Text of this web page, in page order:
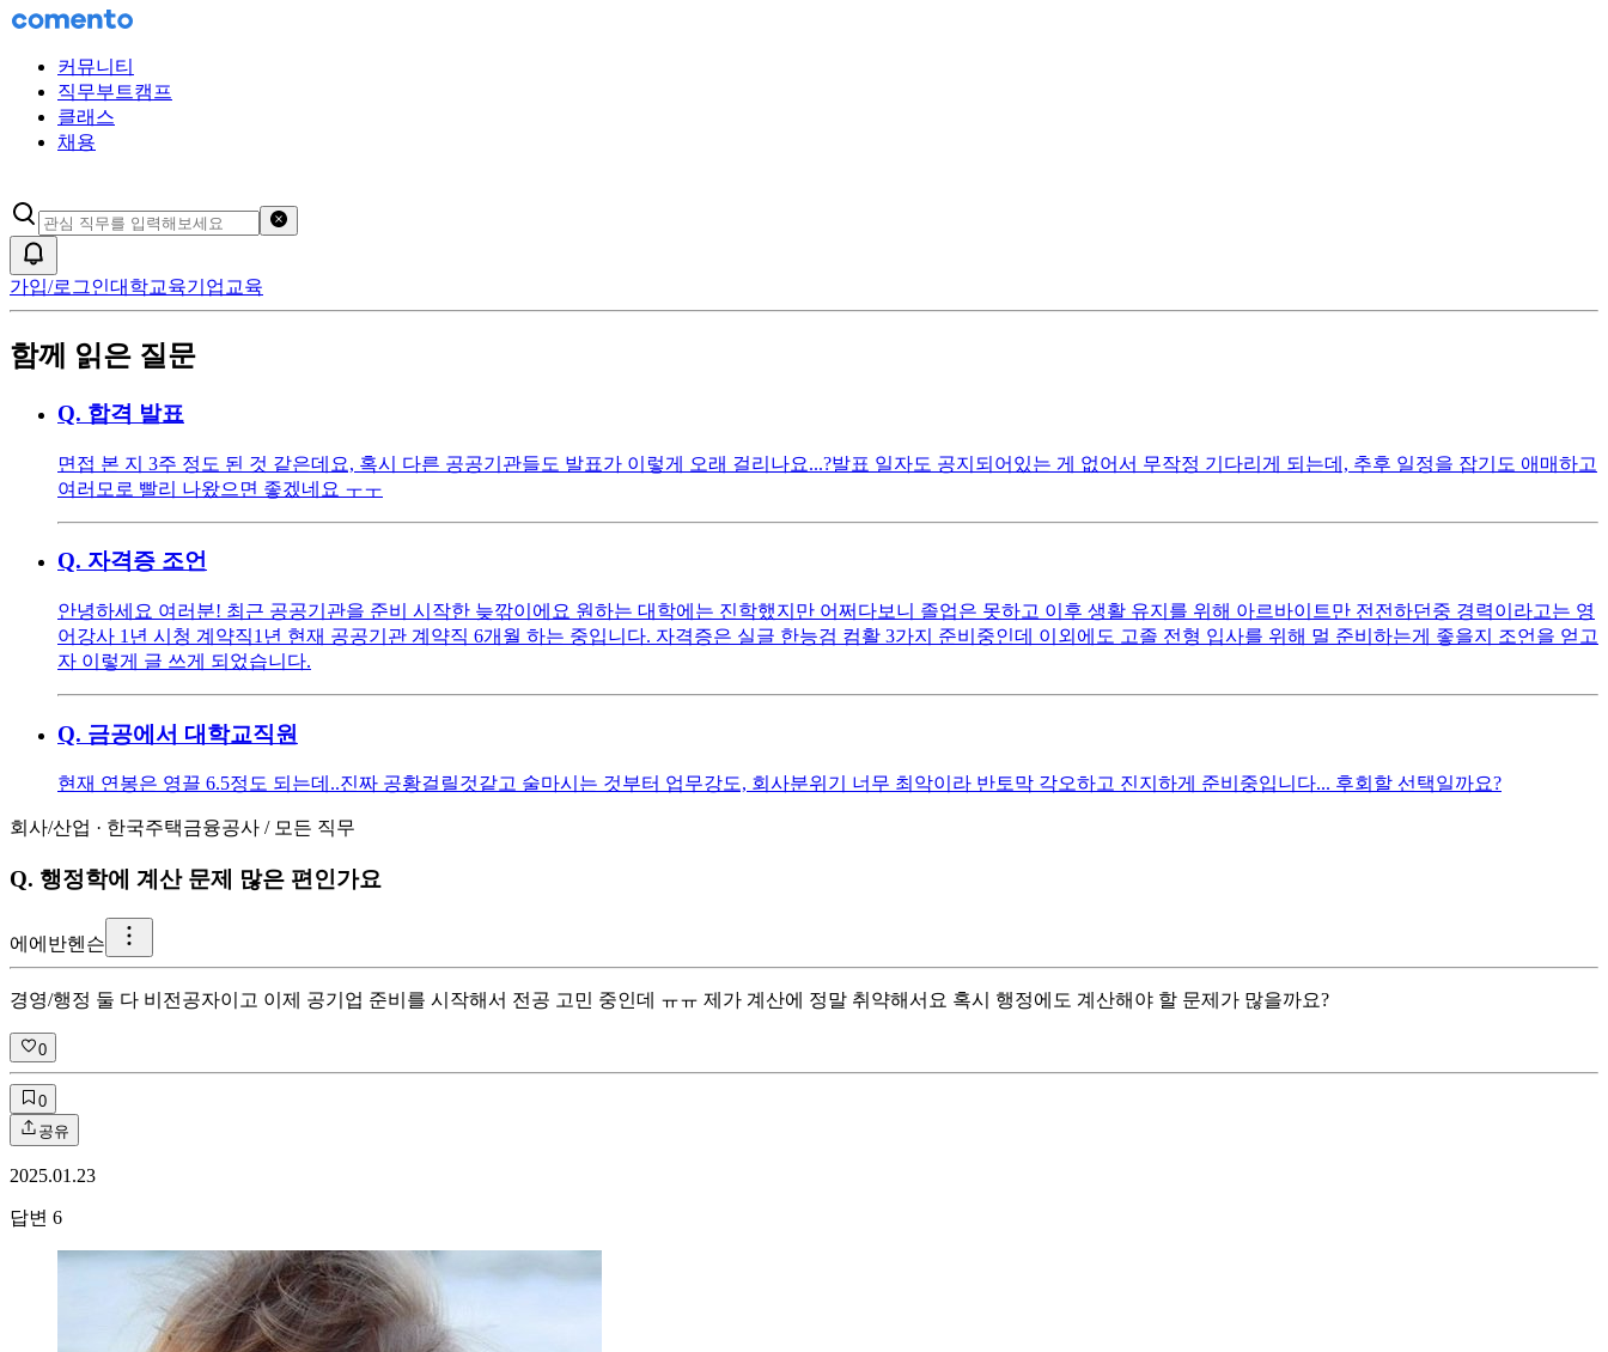
커뮤니티
직무부트캠프
클래스
채용
가입/로그인대학교육기업교육
함께 읽은 질문
Q. 합격 발표
면접 본 지 3주 정도 된 것 같은데요, 혹시 다른 공공기관들도 발표가 이렇게 오래 걸리나요...? ​ 발표 일자도 공지되어있는 게 없어서 무작정 기다리게 되는데, 추후 일정을 잡기도 애매하고
여러모로 빨리 나왔으면 좋겠네요 ㅜㅜ
Q. 자격증 조언
안녕하세요 여러분! 최근 공공기관을 준비 시작한 늦깎이에요 원하는 대학에는 진학했지만 어쩌다보니 졸업은 못하고 이후 생활 유지를 위해 아르바이트만 전전하던중 경력이라고는 영
어강사 1년 시청 계약직1년 현재 공공기관 계약직 6개월 하는 중입니다. 자격증은 실글 한능검 컴활 3가지 준비중인데 이외에도 고졸 전형 입사를 위해 멀 준비하는게 좋을지 조언을 얻고
자 이렇게 글 쓰게 되었습니다.
Q. 금공에서 대학교직원
현재 연봉은 영끌 6.5정도 되는데..진짜 공황걸릴것같고 술마시는 것부터 업무강도, 회사분위기 너무 최악이라 반토막 각오하고 진지하게 준비중입니다... 후회할 선택일까요?
회사/산업 · 한국주택금융공사 / 모든 직무
Q. 행정학에 계산 문제 많은 편인가요
에 에반헨슨
경영/행정 둘 다 비전공자이고 이제 공기업 준비를 시작해서 전공 고민 중인데 ㅠㅠ 제가 계산에 정말 취약해서요 혹시 행정에도 계산해야 할 문제가 많을까요?
0
0
공유
2025.01.23
답변 6